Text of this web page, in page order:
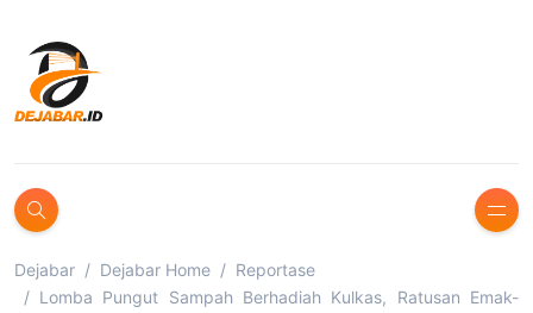
Dejabar Dejabar Home
Reportase
Lomba Pungut Sampah Berhadiah Kulkas, Ratusan Emak-